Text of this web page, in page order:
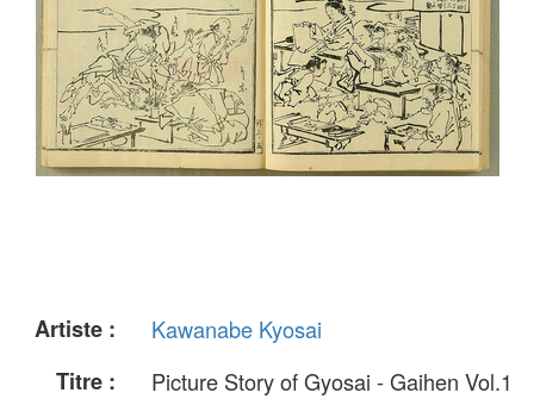
Artiste :
Kawanabe Kyosai
Titre :
Picture Story of Gyosai - Gaihen Vol.1